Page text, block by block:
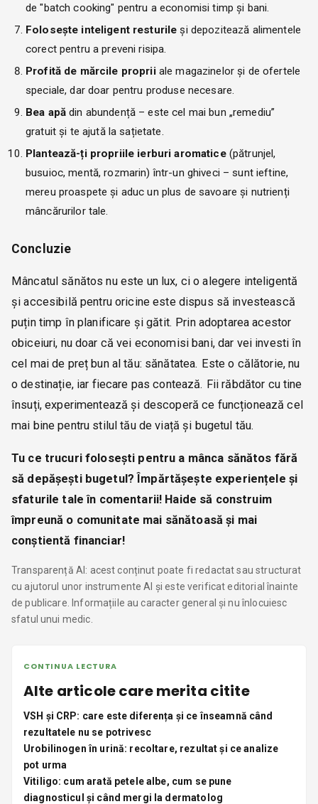
de "batch cooking" pentru a economisi timp și bani.
Folosește inteligent resturile și depozitează alimentele
corect pentru a preveni risipa.
Profită de mărcile propriiale magazinelor și de ofertele
speciale, dar doar pentru produse necesare.
Bea apă din abundență – este cel mai bun „remediu”
gratuit și te ajută la sațietate.
Plantează-ți propriile ierburi aromatice(pătrunjel,
busuioc, mentă, rozmarin) într-un ghiveci – sunt ieftine,
mereu proaspete și aduc un plus de savoare și nutrienți
mâncărurilor tale.
Concluzie
Mâncatul sănătos nu este un lux, ci o alegere inteligentă
și accesibilă pentru oricine este dispus să investească
puțin timp în planificare și gătit. Prin adoptarea acestor
obiceiuri, nu doar că vei economisi bani, dar vei investi în
cel mai de preț bun al tău: sănătatea. Este o călătorie, nu
o destinație, iar fiecare pas contează. Fii răbdător cu tine
însuți, experimentează și descoperă ce funcționează cel
mai bine pentru stilul tău de viață și bugetul tău.
Tu ce trucuri folosești pentru a mânca sănătos fără
să depășești bugetul? Împărtășește experiențele și
sfaturile tale în comentarii! Haide să construim
împreună o comunitate mai sănătoasă și mai
conștientă financiar!
Transparență AI: acest conținut poate fi redactat sau structurat
cu ajutorul unor instrumente AI și este verificat editorial înainte
de publicare. Informațiile au caracter general și nu înlocuiesc
sfatul unui medic.
CONTINUA LECTURA
Alte articole care merita citite
VSH și CRP: care este diferența și ce înseamnă când
rezultatele nu se potrivesc
Urobilinogen în urină: recoltare, rezultat și ce analize
pot urma
Vitiligo: cum arată petele albe, cum se pune
diagnosticul și când mergi la dermatolog